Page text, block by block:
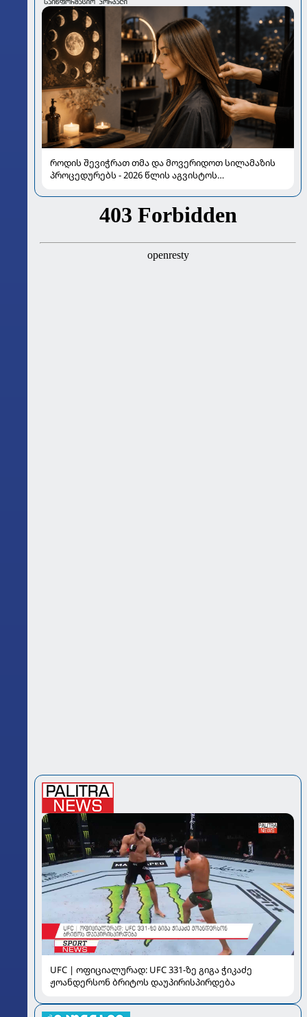
როდის შევიჭრათ თმა და მოვერიდოთ სილამაზის
პროცედურებს - 2026 წლის აგვისტოს
UFC | ოფიციალურად: UFC 331-ზე გიგა ჭიკაძე
ჟოანდერსონ ბრიტოს დაუპირისპირდება